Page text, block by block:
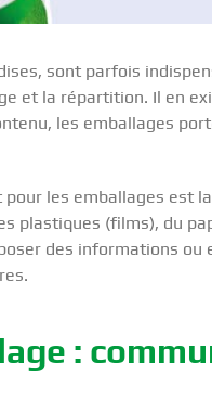
sont parfois
et la répartition. Il en
les emballages
pour les emballages est
plastiques (films), du
des informations ou
: